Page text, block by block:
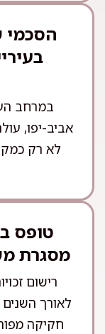
הסכמי
במרחב
אביב-יפו,
לא רק
טופס
מסגרת
רישום
לאורך
חקיקה